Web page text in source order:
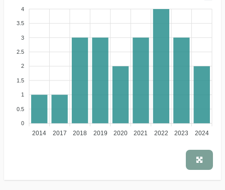
4
3.5
3
2.5
2
1.5
1
0.5
0
2014 2017 2018 2019 2020 2021 2022 2023 2024